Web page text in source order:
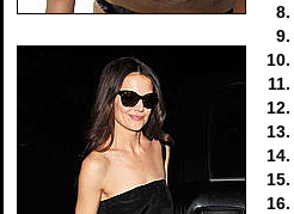
8.
9.
10.
11.
12.
13.
14.
15.
16.